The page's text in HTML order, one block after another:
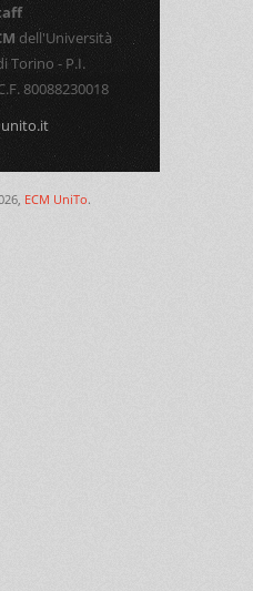
dell'Università
Torino - P.I.
80088230018
ECM UniTo.